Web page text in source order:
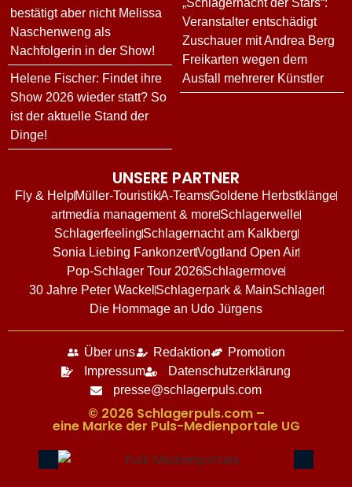
bestätigt aber nicht Melissa
Naschenweng als
Nachfolgerin in der Show!
Helene Fischer: Findet ihre
Show 2026 wieder statt? So
ist der aktuelle Stand der
Dinge!
„Schlagernacht der Stars“:
Veranstalter entschädigt
Zuschauer mit Andrea Berg
Freikarten wegen dem
Ausfall mehrerer Künstler
UNSERE PARTNER
Fly & HelpMüller-TouristikA-TeamsGoldene Herbstklänge
artmedia management & moreSchlagerwelle
SchlagerfeelingSchlagernacht am Kalkberg
Sonia Liebing FankonzertVogtland Open Air
Pop-Schlager Tour 2026Schlagermove
30 Jahre Peter Wackel Schlagerpark & MainSchlager
Die Hommage an Udo Jürgens
Über uns Redaktion
Promotion
Impressum
Datenschutzerklärung
presse@schlagerpuls.com
© 2026 Schlagerpuls.com –
eine Marke der Puls-Medienportale UG​